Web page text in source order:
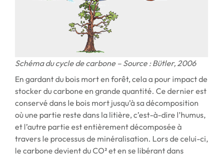
Schéma du cycle de carbone – Source : Bütler, 2006
En gardant du bois mort en forêt, cela a pour impact de
stocker du carbone en grande quantité. Ce dernier est
conservé dans le bois mort jusqu’à sa décomposition
où une partie reste dans la litière, c’est-à-dire l’humus,
et l’autre partie est entièrement décomposée à
travers le processus de minéralisation. Lors de celui-ci,
le carbone devient du CO² et en se libérant dans